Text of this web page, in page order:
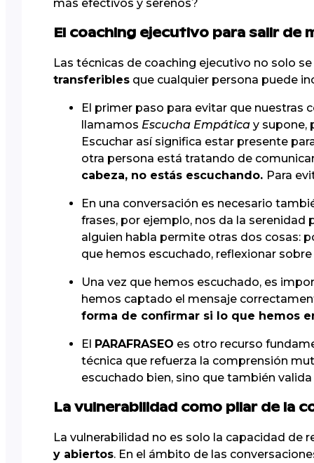
más efectivos y serenos?
El coaching ejecutivo para salir
Las técnicas de coaching ejecutivo no solo
transferibles que cualquier persona puede
El primer paso para evitar que nuestras
llamamos Escucha Empática y supone,
Escuchar así significa estar presente
otra persona está tratando de
cabeza, no estás escuchando. Para
En una conversación es necesario
frases, por ejemplo, nos da la serenidad
alguien habla permite otras dos cosas:
que hemos escuchado, reflexionar
Una vez que hemos escuchado, es
hemos captado el mensaje
forma de confirmar si lo que hemos
El PARAFRASEO es otro recurso
técnica que refuerza la comprensión
escuchado bien, sino que también
La vulnerabilidad como pilar de la
La vulnerabilidad no es solo la capacidad
y abiertos. En el ámbito de las